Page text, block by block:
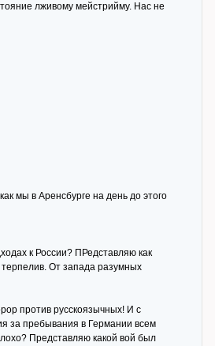
лживому мейстрийму. Нас не
мы в Аренсбурге на день до этого
к России? ПРедставляю как
От запада разумных
против русскоязычных! И с
за пребывания в Германии всем
Представляю какой вой был